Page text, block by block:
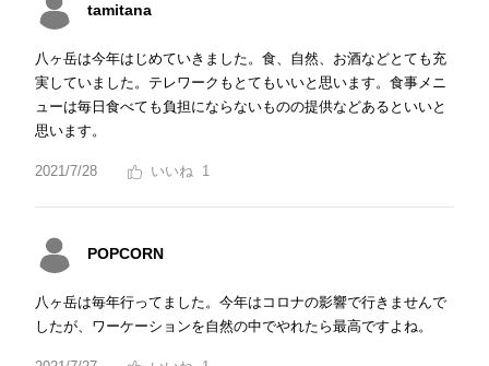
tamitana
八ヶ岳は今年はじめていきました。食、自然、お酒などとても充
実していました。テレワークもとてもいいと思います。食事メニ
ューは毎日食べても負担にならないものの提供などあるといいと
思います。
2021/7/28 1
POPCORN
八ヶ岳は毎年行ってました。今年はコロナの影響で行きませんで
したが、ワーケーションを自然の中でやれたら最高ですよね。